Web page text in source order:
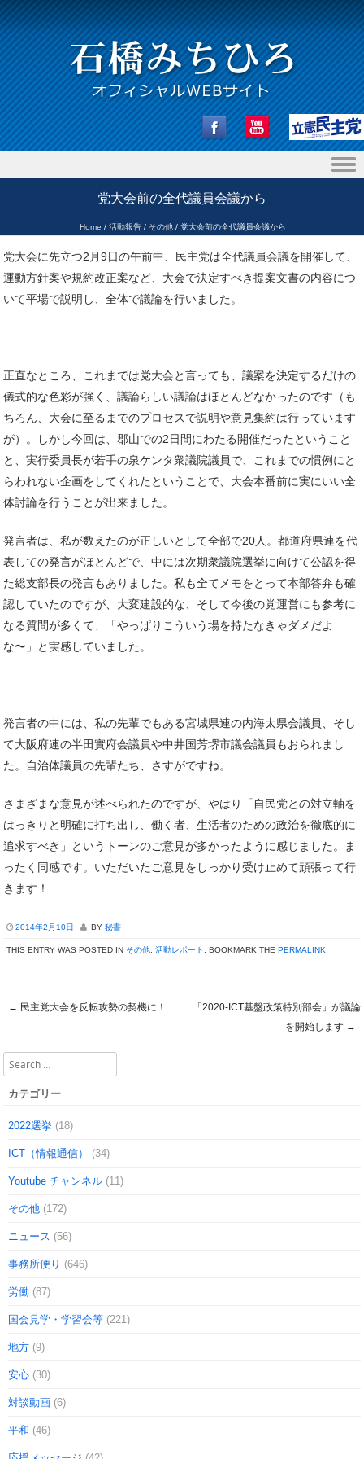
党大会前の全代議員会議から
Home / 活動報告/ その他/ 党大会前の全代議員会議から
党大会に先立つ2月9日の午前中、民主党は全代議員会議を開催して、
運動方針案や規約改正案など、大会で決定すべき提案文書の内容につ
いて平場で説明し、全体で議論を行いました。
正直なところ、これまでは党大会と言っても、議案を決定するだけの
儀式的な色彩が強く、議論らしい議論はほとんどなかったのです（も
ちろん、大会に至るまでのプロセスで説明や意見集約は行っています
が）。しかし今回は、郡山での2日間にわたる開催だったということ
と、実行委員長が若手の泉ケンタ衆議院議員で、これまでの慣例にと
らわれない企画をしてくれたということで、大会本番前に実にいい全
体討論を行うことが出来ました。
発言者は、私が数えたのが正しいとして全部で20人。都道府県連を代
表しての発言がほとんどで、中には次期衆議院選挙に向けて公認を得
た総支部長の発言もありました。私も全てメモをとって本部答弁も確
認していたのですが、大変建設的な、そして今後の党運営にも参考に
なる質問が多くて、「やっぱりこういう場を持たなきゃダメだよ
な〜」と実感していました。
発言者の中には、私の先輩でもある宮城県連の内海太県会議員、そし
て大阪府連の半田實府会議員や中井国芳堺市議会議員もおられまし
た。自治体議員の先輩たち、さすがですね。
さまざまな意見が述べられたのですが、やはり「自民党との対立軸を
はっきりと明確に打ち出し、働く者、生活者のための政治を徹底的に
追求すべき」というトーンのご意見が多かったように感じました。ま
ったく同感です。いただいたご意見をしっかり受け止めて頑張って行
きます！
2014年2月10日 BY 秘書
THIS ENTRY WAS POSTED IN その他 活動レポート . BOOKMARK THE PERMALINK
← 民主党大会を反転攻勢の契機に！
「2020-ICT基盤政策特別部会」が議論
を開始します →
Search
カテゴリー
2022選挙 (18)
ICT（情報通信） (34)
Youtube チャンネル (11)
その他 (172)
ニュース (56)
事務所便り (646)
労働 (87)
国会見学・学習会等 (221)
地方 (9)
安心 (30)
対談動画 (6)
平和 (46)